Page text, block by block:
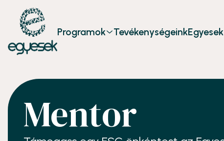
Programok TevékenységeinkEgyesek
Mentor